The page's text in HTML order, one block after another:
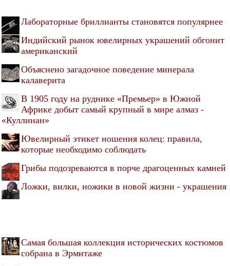
Лабораторные бриллианты становятся популярнее
Индийский рынок ювелирных украшений обгонит
американский
Объяснено загадочное поведение минерала
калаверита
В 1905 году на руднике «Премьер» в Южной
Африке добыт самый крупный в мире алмаз -
«Куллинан»
Ювелирный этикет ношения колец: правила,
которые необходимо соблюдать
Грибы подозреваются в порче драгоценных камней
Ложки, вилки, ножики в новой жизни - украшения
Самая большая коллекция исторических костюмов
собрана в Эрмитаже